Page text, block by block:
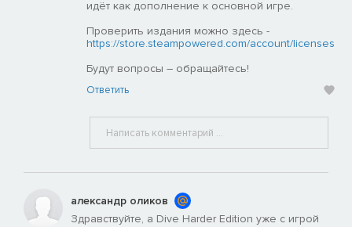
идёт как дополнение к основной игре.
Проверить издания можно здесь -
https://store.steampowered.com/account/licenses
Будут вопросы – обращайтесь!
Ответить
александр оликов
Здравствуйте, а Dive Harder Edition уже с игрой